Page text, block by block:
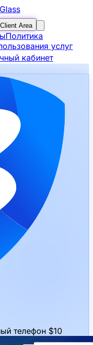
Area
Политика
услуг
кабинет
телефон $10